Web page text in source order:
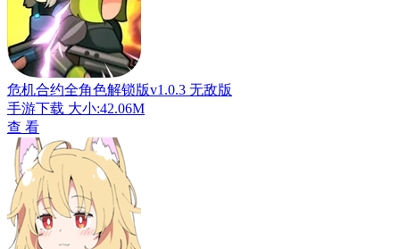
危机合约全角色解锁版v1.0.3 无敌版
手游下载 大小:42.06M
查 看